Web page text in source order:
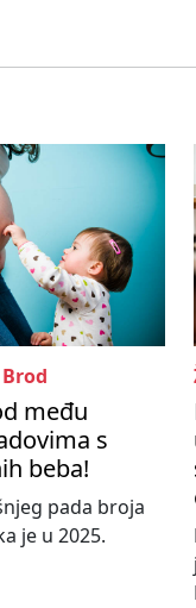
među
s
beba!
pada broja
je u 2025.